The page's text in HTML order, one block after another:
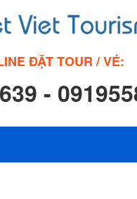
ĐẶT TOUR / VÉ:
-